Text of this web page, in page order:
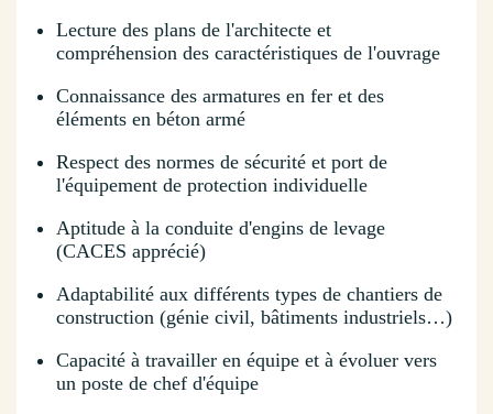
Lecture des plans de l'architecte et
compréhension des caractéristiques de l'ouvrage
Connaissance des armatures en fer et des
éléments en béton armé
Respect des normes de sécurité et port de
l'équipement de protection individuelle
Aptitude à la conduite d'engins de levage
(CACES apprécié)
Adaptabilité aux différents types de chantiers de
construction (génie civil, bâtiments industriels…)
Capacité à travailler en équipe et à évoluer vers
un poste de chef d'équipe